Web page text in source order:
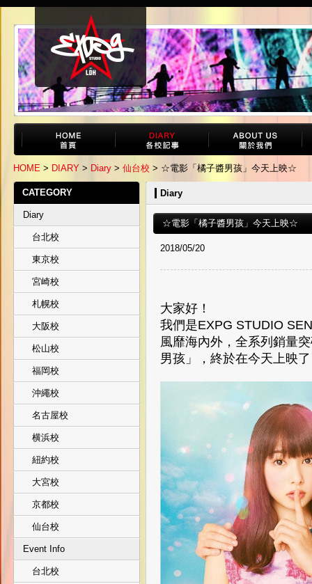
HOME > DIARY > Diary > 仙台校 > ☆電影「橘子醬男孩」今天上映☆
CATEGORY
Diary
台北校
東京校
宮崎校
札幌校
大阪校
松山校
福岡校
沖繩校
名古屋校
横浜校
紐約校
大宮校
京都校
仙台校
Event Info
台北校
Diary
☆電影「橘子醬男孩」今天上映☆
2018/05/20
大家好！
我們是EXPG STUDIO
風靡海內外，全系列銷量
男孩」，終於在今天上映